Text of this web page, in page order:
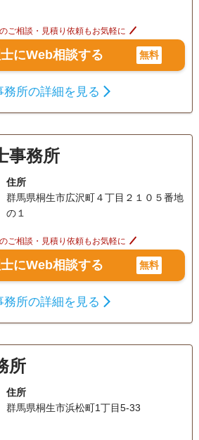
ご相談・見積り依頼もお気軽に
にWeb相談する 無料
務所の詳細を見る
事務所
住所
群馬県桐生市広沢町４丁目２１０５番地
の１
ご相談・見積り依頼もお気軽に
にWeb相談する 無料
務所の詳細を見る
所
住所
群馬県桐生市浜松町1丁目5-33